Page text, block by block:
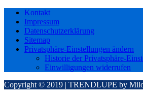
Kontakt
Impressum
Datenschutzerklärung
Sitemap
Privatsphäre-Einstellungen ändern
Historie der Privatsphäre-
Einwilligungen widerrufen
Copyright © 2019 | TRENDLUPE by